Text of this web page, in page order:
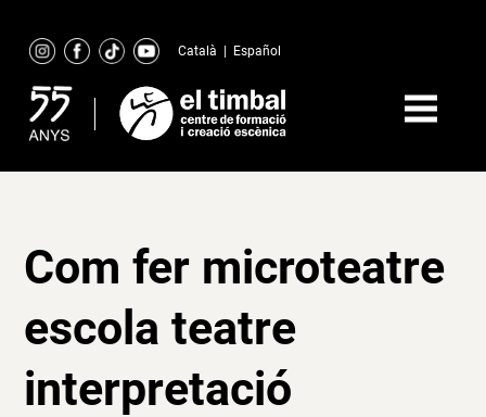
content
Català Español
Com fer microteatre
escola teatre
interpretació